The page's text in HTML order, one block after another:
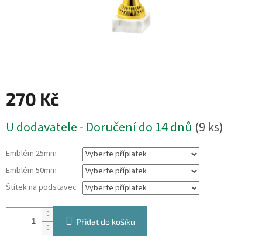
270 Kč
cena:
U dodavatele - Doručení do 14 dnů (9 ks)
Emblém 25mm
Emblém 50mm
Štítek na podstavec
Přidat do košíku